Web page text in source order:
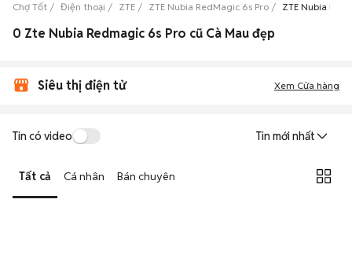
Chợ Tốt Điện thoại ZTE ZTE Nubia RedMagic 6s Pro ZTE Nubia
0 Zte Nubia Redmagic 6s Pro cũ Cà Mau đẹp
Siêu thị điện tử Xem Cửa hàng
Tin có video Tin mới nhất
Tất cả Cá nhân Bán chuyên